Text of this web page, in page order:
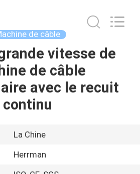
de câble
vitesse de
de câble
avec le recuit
continu
La Chine
Herrman